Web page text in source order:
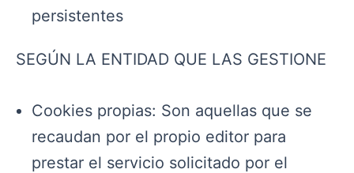
persistentes
SEGÚN LA ENTIDAD QUE LAS GESTIONE
Cookies propias: Son aquellas que se
recaudan por el propio editor para
prestar el servicio solicitado por el